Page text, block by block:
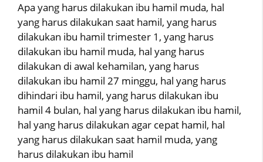
Apa yang harus dilakukan ibu hamil muda, hal
yang harus dilakukan saat hamil, yang harus
dilakukan ibu hamil trimester 1, yang harus
dilakukan ibu hamil muda, hal yang harus
dilakukan di awal kehamilan, yang harus
dilakukan ibu hamil 27 minggu, hal yang harus
dihindari ibu hamil, yang harus dilakukan ibu
hamil 4 bulan, hal yang harus dilakukan ibu hamil,
hal yang harus dilakukan agar cepat hamil, hal
yang harus dilakukan saat hamil muda, yang
harus dilakukan ibu hamil